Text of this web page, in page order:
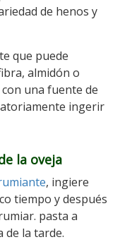
de henos y
que puede
almidón o
una fuente de
ingerir
la oveja
, ingiere
tiempo y después
pasta a
de la tarde.